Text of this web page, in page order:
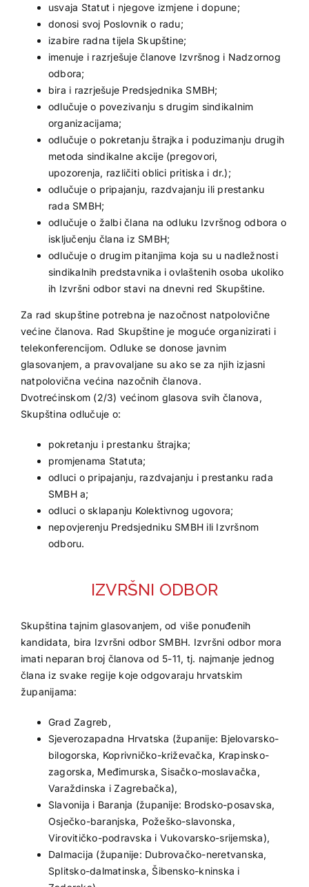
usvaja Statut i njegove izmjene i dopune;
donosi svoj Poslovnik o radu;
izabire radna tijela Skupštine;
imenuje i razrješuje članove Izvršnog i Nadzornog
odbora;
bira i razrješuje Predsjednika SMBH;
odlučuje o povezivanju s drugim sindikalnim
organizacijama;
odlučuje o pokretanju štrajka i poduzimanju drugih
metoda sindikalne akcije (pregovori,
upozorenja, različiti oblici pritiska i dr.);
odlučuje o pripajanju, razdvajanju ili prestanku
rada SMBH;
odlučuje o žalbi člana na odluku Izvršnog odbora o
isključenju člana iz SMBH;
odlučuje o drugim pitanjima koja su u nadležnosti
sindikalnih predstavnika i ovlaštenih osoba ukoliko
ih Izvršni odbor stavi na dnevni red Skupštine.
Za rad skupštine potrebna je nazočnost natpolovične
većine članova. Rad Skupštine je moguće organizirati i
telekonferencijom. Odluke se donose javnim
glasovanjem, a pravovaljane su ako se za njih izjasni
natpolovična većina nazočnih članova.
Dvotrećinskom (2/3) većinom glasova svih članova,
Skupština odlučuje o:
pokretanju i prestanku štrajka;
promjenama Statuta;
odluci o pripajanju, razdvajanju i prestanku rada
SMBH a;
odluci o sklapanju Kolektivnog ugovora;
nepovjerenju Predsjedniku SMBH ili Izvršnom
odboru.
IZVRŠNI ODBOR
Skupština tajnim glasovanjem, od više ponuđenih
kandidata, bira Izvršni odbor SMBH. Izvršni odbor mora
imati neparan broj članova od 5-11, tj. najmanje jednog
člana iz svake regije koje odgovaraju hrvatskim
županijama:
Grad Zagreb,
Sjeverozapadna Hrvatska (županije: Bjelovarsko-
bilogorska, Koprivničko-križevačka, Krapinsko-
zagorska, Međimurska, Sisačko-moslavačka,
Varaždinska i Zagrebačka),
Slavonija i Baranja (županije: Brodsko-posavska,
Osječko-baranjska, Požeško-slavonska,
Virovitičko-podravska i Vukovarsko-srijemska),
Dalmacija (županije: Dubrovačko-neretvanska,
Splitsko-dalmatinska, Šibensko-kninska i